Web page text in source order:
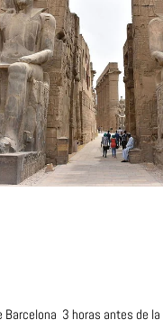
Barcelona 3 horas antes de